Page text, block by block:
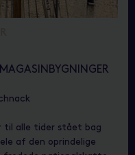
til alle tider stået bag
af den oprindelige